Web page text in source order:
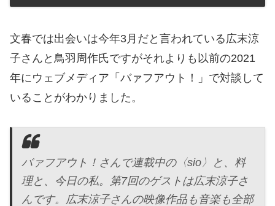
文春では出会いは今年3月だと言われている広末涼
子さんと鳥羽周作氏ですがそれよりも以前の2021
年にウェブメディア「バァフアウト！」で対談して
いることがわかりました。
バァフアウト！さんで連載中の〈sio〉と、料
理と、今日の私。第7回のゲストは広末涼子さ
んです。広末涼子さんの映像作品も音楽も全部